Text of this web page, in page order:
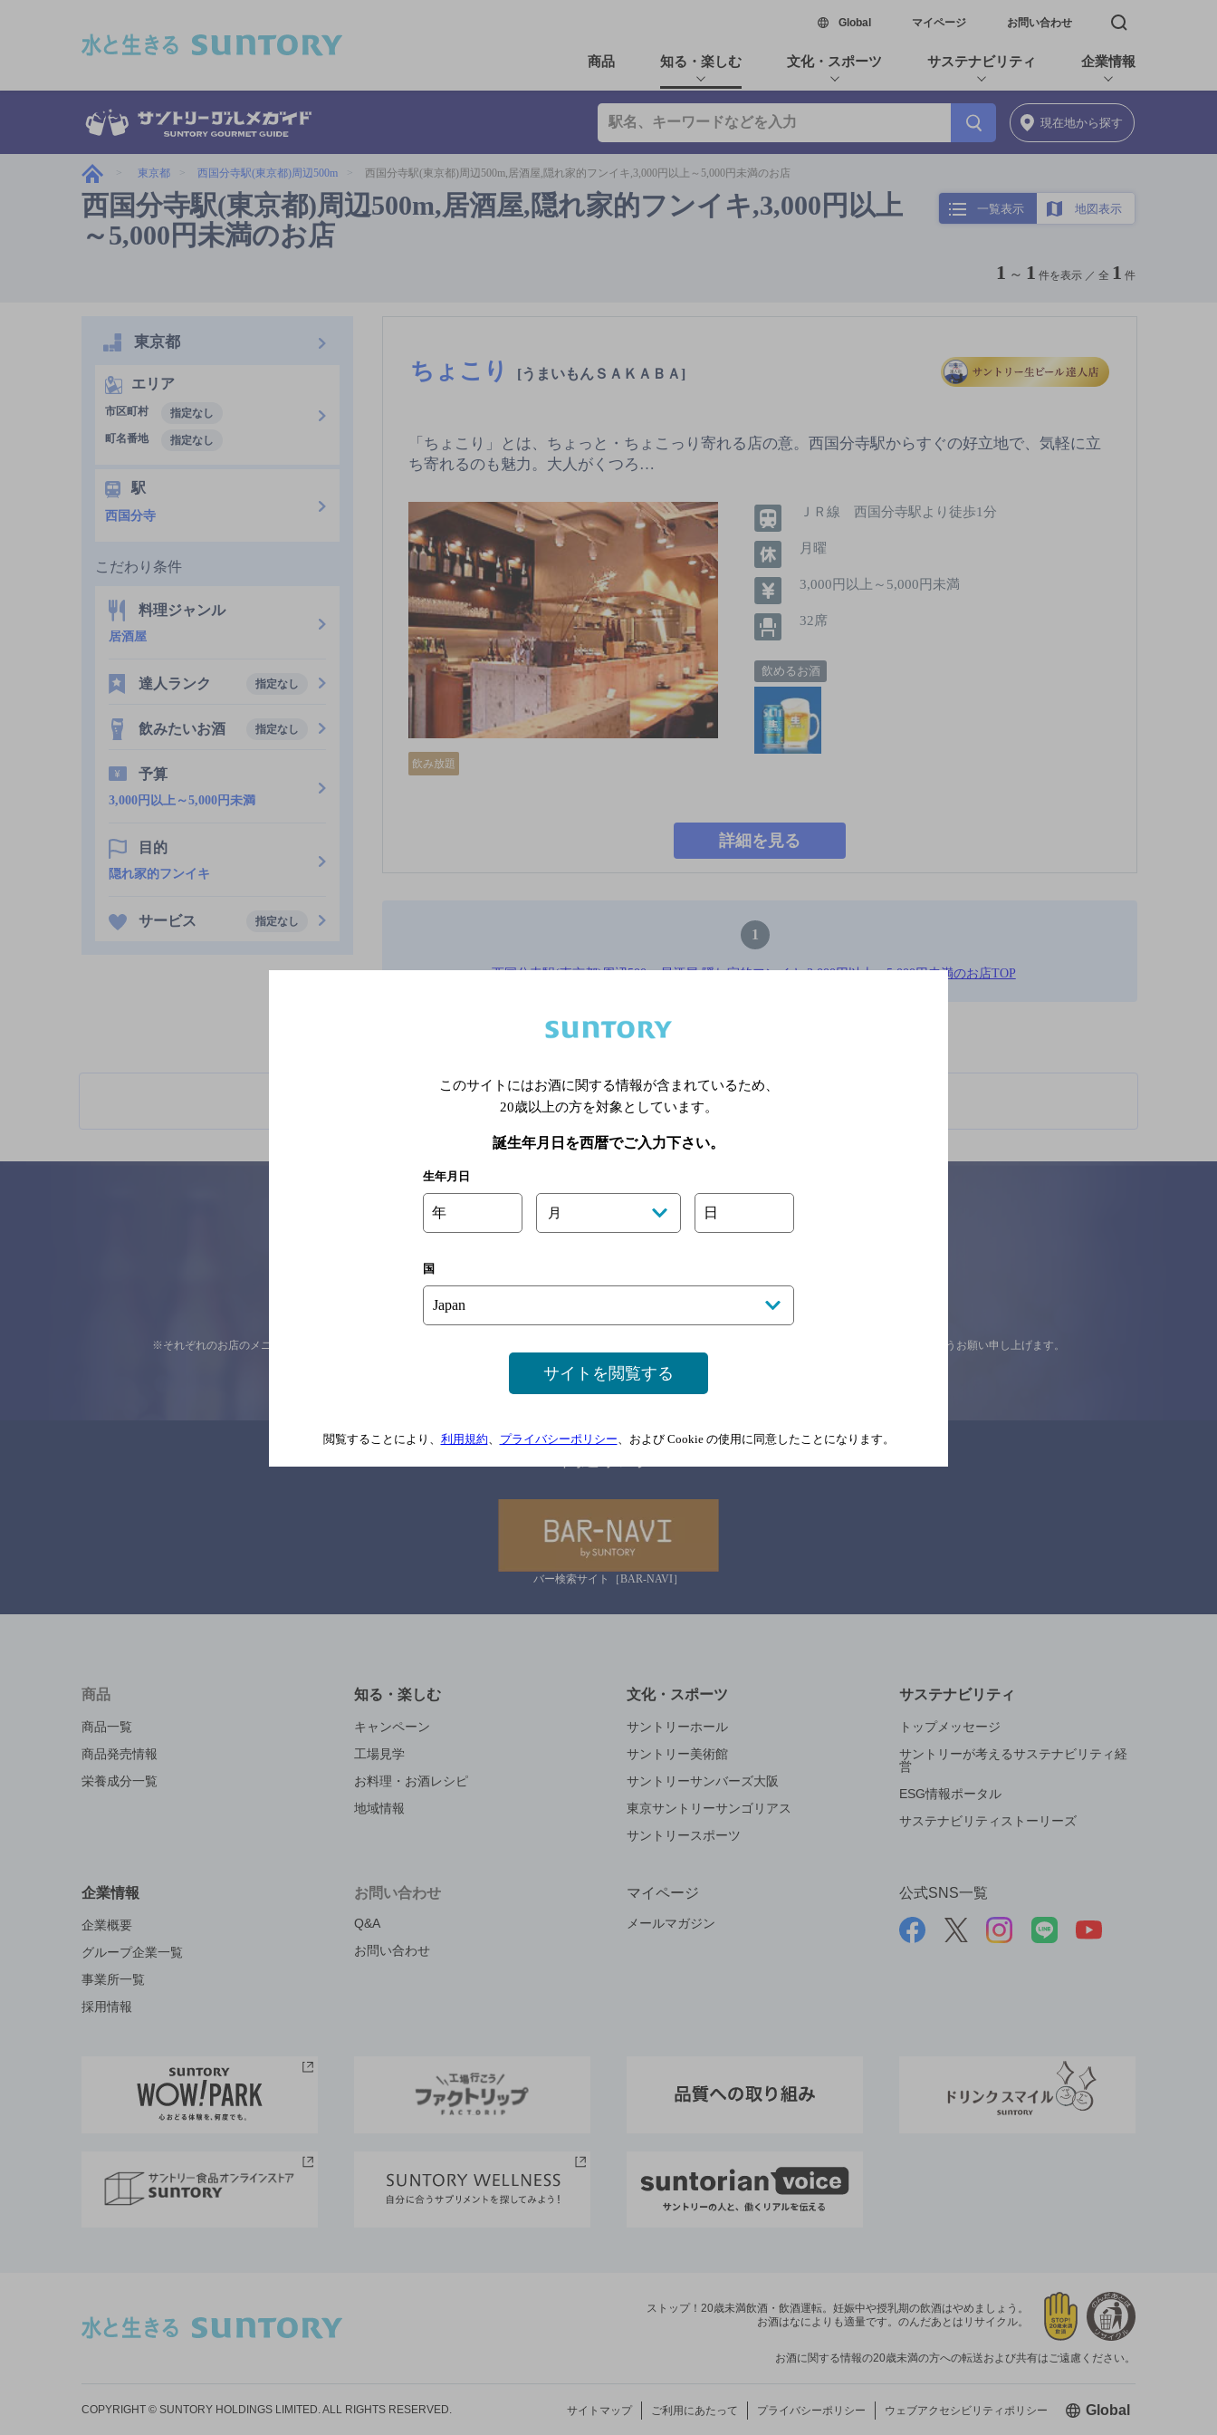
Global新しいウィンドウで開く
マイページ お問い合わせ 検索窓を開く
商品 知る・楽しむ 文化・スポーツ サステナビリティ 企業情報
現在地から探す
東京都 西国分寺駅(東京都)周辺500m 西国分寺駅(東京都)周辺500m,居酒屋,隠れ家的フンイキ,3,000円以上～5,000円未満のお店
西国分寺駅(東京都)周辺500m,居酒屋,隠れ家的フンイキ,3,000円以上
～5,000円未満のお店
一覧表示 地図表示
1 ～ 1 件を表示 ／ 全 1 件
ちょこり [うまいもんＳＡＫＡＢＡ]
「ちょこり」とは、ちょっと・ちょこっり寄れる店の意。西国分寺駅からすぐの好立地で、気軽に立
ち寄れるのも魅力。大人がくつろ…
飲み放題
ＪＲ線 西国分寺駅より徒歩1分
月曜
3,000円以上～5,000円未満
32席
飲めるお酒
詳細を見る
1
西国分寺駅(東京都)周辺500m,居酒屋,隠れ家的フンイキ,3,000円以上～5,000円未満のお店TOP
※店舗によりハイボール取り扱い銘柄が異なります。
東京都
エリア
市区町村
指定なし
町名番地
指定なし
駅
西国分寺
こだわり条件
料理ジャンル
居酒屋
達人ランク 指定なし
飲みたいお酒 指定なし
予算
3,000円以上～5,000円未満
目的
隠れ家的フンイキ
サービス 指定なし
関連ページ
※それぞれのお店のメニューや営業時間などの掲載情報については、 念のためお店にご確認の上ご来店くださいますようお願い申し上げます。
バー検索サイト［BAR-NAVI］
商品
商品一覧
商品発売情報
栄養成分一覧
知る・楽しむ
キャンペーン
工場見学
お料理・お酒レシピ
地域情報
文化・スポーツ
サントリーホール
サントリー美術館
サントリーサンバーズ大阪
東京サントリーサンゴリアス
サントリースポーツ
サステナビリティ
トップメッセージ
サントリーが考えるサステナビリティ経
営
ESG情報ポータル
サステナビリティストーリーズ
企業情報
企業概要
グループ企業一覧
事業所一覧
採用情報
お問い合わせ
Q&A
お問い合わせ
マイページ
メールマガジン
公式SNS一覧
ストップ！20歳未満飲酒・飲酒運転。 妊娠中や授乳期の飲酒はやめましょう。
お酒はなによりも適量です。 のんだあとはリサイクル。
お酒に関する情報の20歳未満の方への転送および共有はご遠慮ください。
COPYRIGHT © SUNTORY HOLDINGS LIMITED.ALL RIGHTS RESERVED. サイトマップ ご利用にあたって プライバシーポリシー ウェブアクセシビリティ ポリシー Global新しいウィ
このサイトにはお酒に関する情報が含まれているため、
20歳以上の方を対象としています。
誕生年月日を西暦でご入力下さい。
生年月日
年 月 日
国
サイトを閲覧する
閲覧することにより、 利用規約、 プライバシーポリシー、および Cookie の使用に同意したことになります。